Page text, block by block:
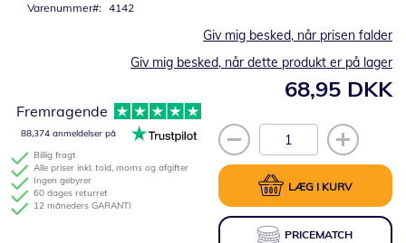
Varenummer 4142
68,95 DKK
Giv mig besked, når prisen falder
Giv mig besked, når dette produkt er på lager
LÆG I KURV
PRICEMATCH
Billig fragt
Alle priser inkl. told, moms og afgifter
Ingen gebyrer
60 dages returret
12 måneders GARANTI
Fremragende
88,374 anmeldelser på